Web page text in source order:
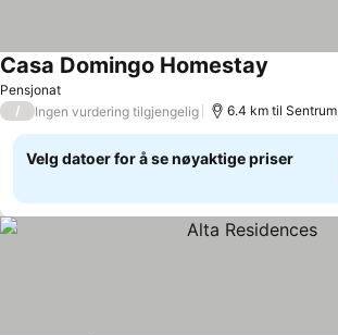
Pensjonat
Casa Domingo Homestay
/ Ingen vurdering tilgjengelig 6.4 km til Sentrum
Velg datoer for å se nøyaktige priser